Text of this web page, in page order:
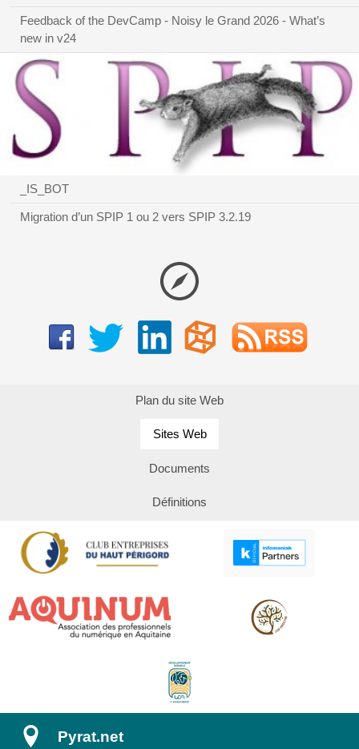
Feedback of the DevCamp - Noisy le Grand 2026 - What’s
new in v24
_IS_BOT
Migration d’un SPIP 1 ou 2 vers SPIP 3.2.19
Plan du site Web
Sites Web
Documents
Définitions
Pyrat.net